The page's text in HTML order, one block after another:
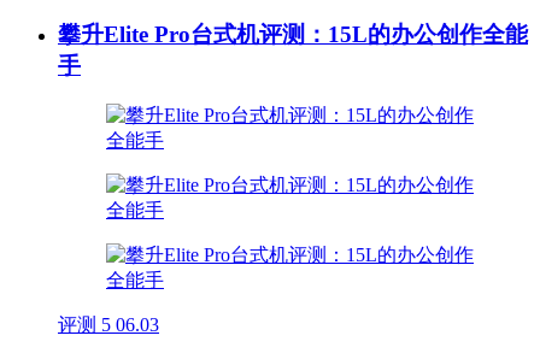
攀升Elite Pro台式机评测：15L的办公创作全能
手
评测 5 06.03